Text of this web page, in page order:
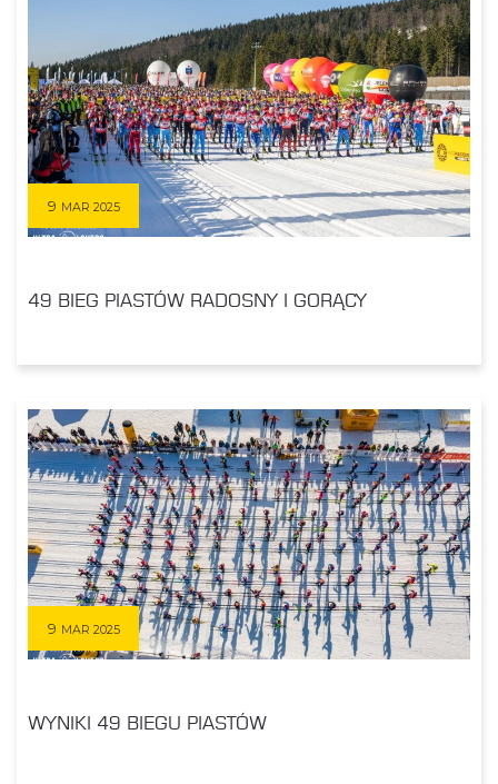
9 MAR 2025
49 BIEG PIASTÓW RADOSNY I GORĄCY
9 MAR 2025
WYNIKI 49 BIEGU PIASTÓW